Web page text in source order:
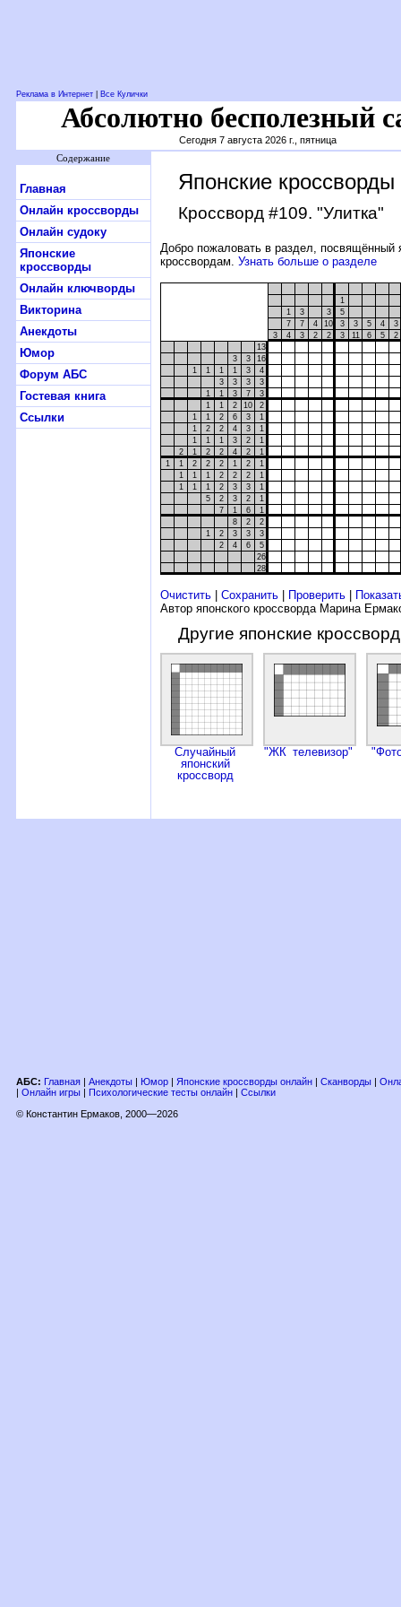
Реклама в Интернет Все Кулички
Абсолютно бесполезный
Сегодня 7 августа 2026 г., пятница
Содержание
Главная
Онлайн кроссворды
Онлайн судоку
Японские
кроссворды
Онлайн ключворды
Викторина
Анекдоты
Юмор
Форум АБС
Гостевая книга
Ссылки
Японские
Кроссворд #109. "Улитка"
Добро пожаловать в раздел, посвящённый
кроссвордам. Узнать больше о разделе
1
1
3 3
5
7
7 4 10 3 3 5 4
3
3
4 3 2 2 3 11 6 5
2
13
3
3
16
1
1 1 1 3
4
3
3 3
3
1
1 3 7
3
1
1 2 10
2
1
1 2 6 3
1
1
2 2 4 3
1
1
1 1 3 2
1
2
1 2 2 4 2
1
1
1 2 2 2 1 2
1
1
1 1 2 2 2
1
1
1 1 2 3 3
1
5
2 3 2
1
7
1 6
1
8
2
2
1
2 3 3
3
2
4 6
5
26
28
Очистить Сохранить Проверить
Автор японского кроссворда Марина
Другие японские
Случайный
японский
кроссворд
"ЖК телевизор"
АБС: Главная | Анекдоты | Юмор | Японские кроссворды онлайн | Сканворды |
| Онлайн игры | Психологические тесты онлайн | Ссылки
© Константин Ермаков, 2000—2026